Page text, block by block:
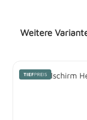
Weitere